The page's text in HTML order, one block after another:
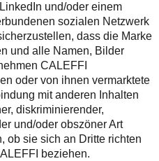
und/oder einem
sozialen Netzwerk
dass die Marke
und alle Namen, Bilder
CALEFFI
oder von ihnen vermarktete
mit anderen Inhalten
diskriminierender,
und/oder obszöner Art
ob sie sich an Dritte richten
beziehen.